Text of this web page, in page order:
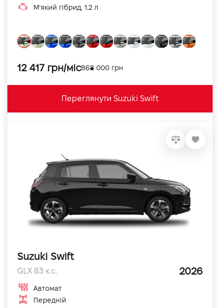
М'який гібрид, 1.2 л
12 417 грн/міс868 000 грн
Переглянути Suzuki Swift
Suzuki Swift
GLX 83 к.с. 2026
Автомат
Передній